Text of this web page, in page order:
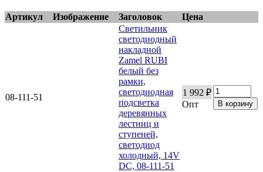
Артикул Изображение Заголовок Цена
08-111-51
Светильник
светодиодный
накладной
Zamel RUBI
белый без
рамки,
светодиодная
подсветка
деревянных
лестниц и
ступеней,
светодиод
холодный, 14V
DC, 08-111-51
1 992 ₽
Опт